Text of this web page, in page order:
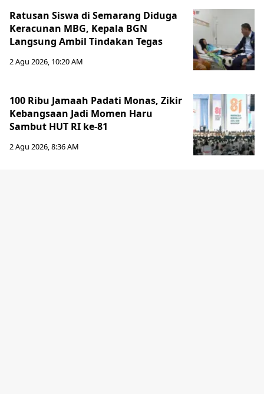
Ratusan Siswa di Semarang Diduga
Keracunan MBG, Kepala BGN
Langsung Ambil Tindakan Tegas
2 Agu 2026, 10:20 AM
100 Ribu Jamaah Padati Monas, Zikir
Kebangsaan Jadi Momen Haru
Sambut HUT RI ke-81
2 Agu 2026, 8:36 AM